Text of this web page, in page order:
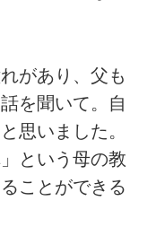
があり、父も
を聞いて。自
思いました。
という母の教
ことができる